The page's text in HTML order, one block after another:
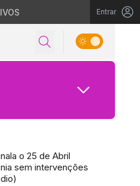
Entrar
o 25 de Abril
sem intervenções